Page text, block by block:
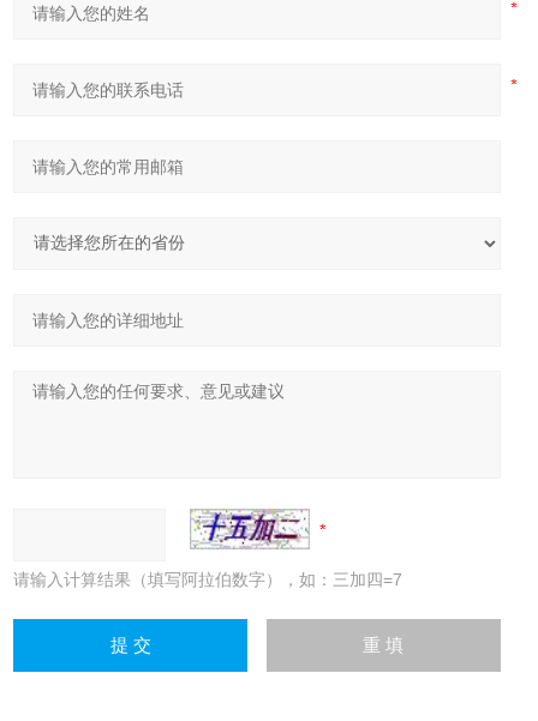
请输入计算结果（填写阿拉伯数字），如：三加四=7